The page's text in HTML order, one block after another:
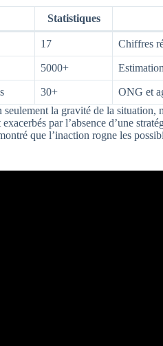
Statistiques
17 Chiffres
5000+
30+
ONG et
la gravité de la situation,
par l’absence d’une
que l’inaction rogne les